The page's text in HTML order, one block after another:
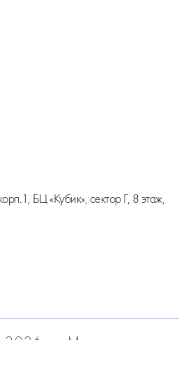
БЦ «Кубик», сектор Г, 8 этаж,
г. Москва